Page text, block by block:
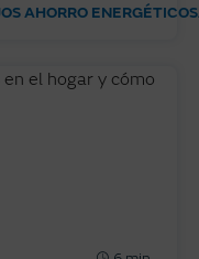
AHORRO ENERGÉTICO